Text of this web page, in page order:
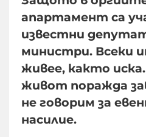
апартамент са
известни
министри. Всеки
живее, както
живот поражда
не говорим за
насилие.